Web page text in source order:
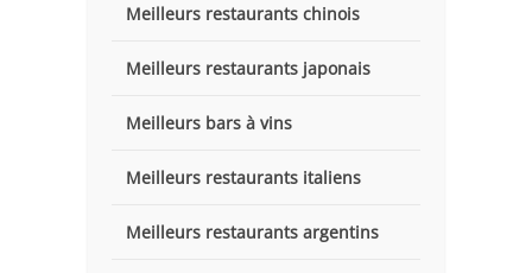
Meilleurs restaurants chinois
Meilleurs restaurants japonais
Meilleurs bars à vins
Meilleurs restaurants italiens
Meilleurs restaurants argentins